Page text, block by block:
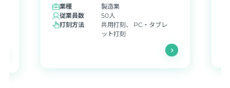
業種
製造業
従業員数
50人
打刻方法
共用打刻、 PC・タブレ
ット打刻